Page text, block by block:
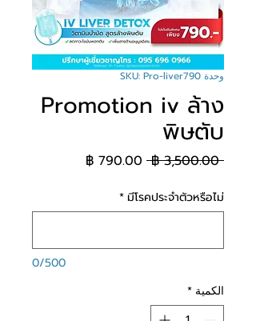
وحدة SKU: Pro-liver790
Promotion iv ล้าง
พิษตับ
‏3,500.00 ฿ سعر عادي
มีโรคประจำตัวหรือไม่
*
0/500
الكمية *